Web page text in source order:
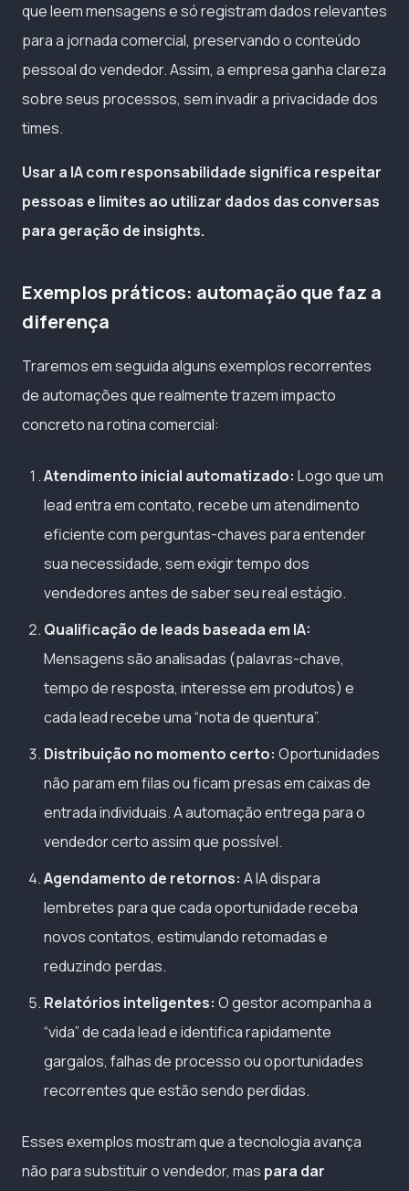
que leem mensagens e só registram dados relevantes
para a jornada comercial, preservando o conteúdo
pessoal do vendedor. Assim, a empresa ganha clareza
sobre seus processos, sem invadir a privacidade dos
times.
Usar a IA com responsabilidade significa respeitar
pessoas e limites ao utilizar dados das conversas
para geração de insights.
Exemplos práticos: automação que faz a
diferença
Traremos em seguida alguns exemplos recorrentes
de automações que realmente trazem impacto
concreto na rotina comercial:
Atendimento inicial automatizado: Logo que um
lead entra em contato, recebe um atendimento
eficiente com perguntas-chaves para entender
sua necessidade, sem exigir tempo dos
vendedores antes de saber seu real estágio.
Qualificação de leads baseada em IA:
Mensagens são analisadas (palavras-chave,
tempo de resposta, interesse em produtos) e
cada lead recebe uma “nota de quentura”.
Distribuição no momento certo: Oportunidades
não param em filas ou ficam presas em caixas de
entrada individuais. A automação entrega para o
vendedor certo assim que possível.
Agendamento de retornos: A IA dispara
lembretes para que cada oportunidade receba
novos contatos, estimulando retomadas e
reduzindo perdas.
Relatórios inteligentes: O gestor acompanha a
“vida” de cada lead e identifica rapidamente
gargalos, falhas de processo ou oportunidades
recorrentes que estão sendo perdidas.
Esses exemplos mostram que a tecnologia avança
não para substituir o vendedor, mas para dar